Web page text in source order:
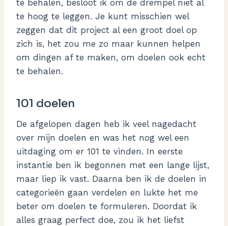
te behalen, besloot ik om de drempel niet al
te hoog te leggen. Je kunt misschien wel
zeggen dat dit project al een groot doel op
zich is, het zou me zo maar kunnen helpen
om dingen af te maken, om doelen ook echt
te behalen.
101 doelen
De afgelopen dagen heb ik veel nagedacht
over mijn doelen en was het nog wel een
uitdaging om er 101 te vinden. In eerste
instantie ben ik begonnen met een lange lijst,
maar liep ik vast. Daarna ben ik de doelen in
categorieën gaan verdelen en lukte het me
beter om doelen te formuleren. Doordat ik
alles graag perfect doe, zou ik het liefst